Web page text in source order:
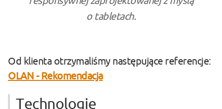
o tabletach.
Od klienta otrzymaliśmy następujące referencje:
OLAN - Rekomendacja
Technologie